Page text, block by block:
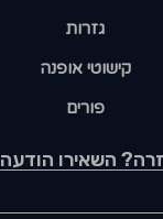
גזרות
קישוטי אופנה
פורים
השאירו הודעה